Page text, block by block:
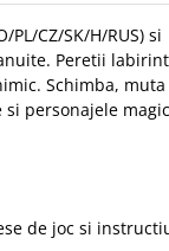
CZ/SK/H/RUS) si
Peretii
Schimba, muta
si personajele
de joc si